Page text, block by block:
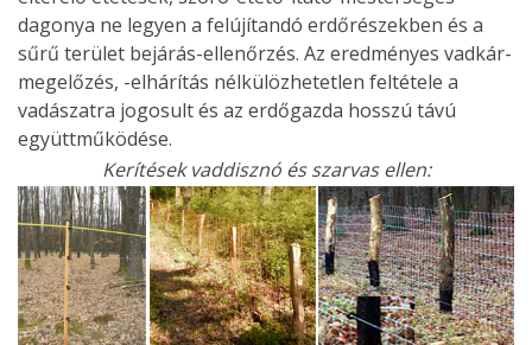
dagonya ne legyen a felújítandó erdőrészekben és a
sűrű terület bejárás-ellenőrzés. Az eredményes vadkár-
megelőzés, -elhárítás nélkülözhetetlen feltétele a
vadászatra jogosult és az erdőgazda hosszú távú
együttműködése.
Kerítések vaddisznó és szarvas ellen: